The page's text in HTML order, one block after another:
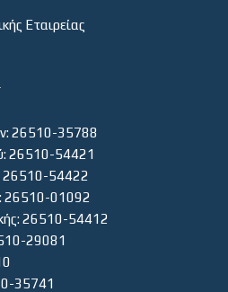
Εταιρείας
26510-35788
26510-54421
26510-54422
26510-01092
26510-54412
29081
35741